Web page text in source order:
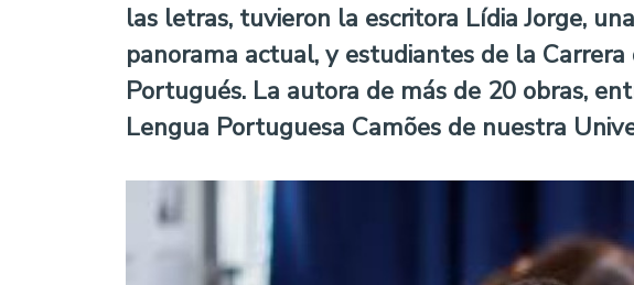
las letras, tuvieron la escritora Lídia Jorge,
panorama actual, y estudiantes de la
Portugués. La autora de más de 20 obras,
Lengua Portuguesa Camões de nuestra